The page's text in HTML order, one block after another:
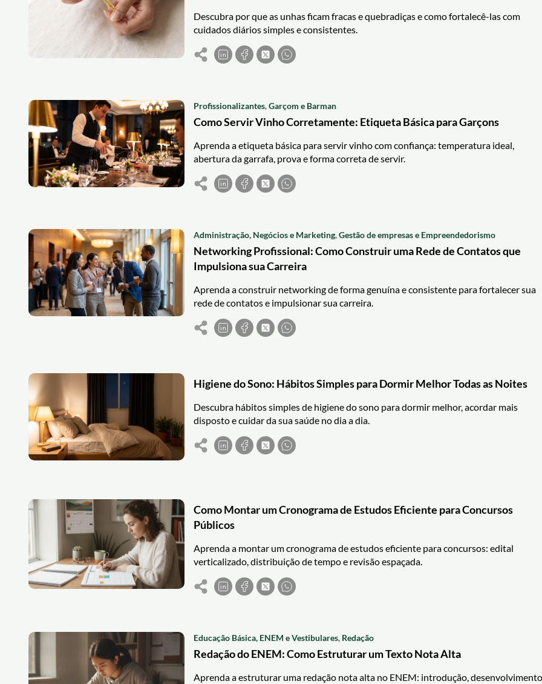
Descubra por que as unhas ficam fracas e quebradiças e como fortalecê-las com
cuidados diários simples e consistentes.
Profissionalizantes,Garçom e Barman
Como Servir Vinho Corretamente: Etiqueta Básica para Garçons
Aprenda a etiqueta básica para servir vinho com confiança: temperatura ideal,
abertura da garrafa, prova e forma correta de servir.
Administração, Negócios e Marketing,Gestão de empresas e Empreendedorismo
Networking Profissional: Como Construir uma Rede de Contatos que
Impulsiona sua Carreira
Aprenda a construir networking de forma genuína e consistente para fortalecer sua
rede de contatos e impulsionar sua carreira.
Higiene do Sono: Hábitos Simples para Dormir Melhor Todas as Noites
Descubra hábitos simples de higiene do sono para dormir melhor, acordar mais
disposto e cuidar da sua saúde no dia a dia.
Como Montar um Cronograma de Estudos Eficiente para Concursos
Públicos
Aprenda a montar um cronograma de estudos eficiente para concursos: edital
verticalizado, distribuição de tempo e revisão espaçada.
Educação Básica, ENEM e Vestibulares, Redação
Redação do ENEM: Como Estruturar um Texto Nota Alta
Aprenda a estruturar uma redação nota alta no ENEM: introdução, desenvolvimento